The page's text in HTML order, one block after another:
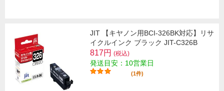
JIT 【キヤノン用BCI-326BK対応】リサ
イクルインク ブラック JIT-C326B
817円 (税込)
発送目安：10営業日
(1件)